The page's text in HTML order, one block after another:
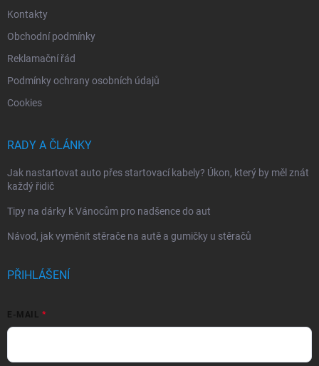
Kontakty
Obchodní podmínky
Reklamační řád
Podmínky ochrany osobních údajů
Cookies
RADY A ČLÁNKY
Jak nastartovat auto přes startovací kabely? Úkon, který by měl znát
každý řidič
Tipy na dárky k Vánocům pro nadšence do aut
Návod, jak vyměnit stěrače na autě a gumičky u stěračů
PŘIHLÁŠENÍ
E-MAIL